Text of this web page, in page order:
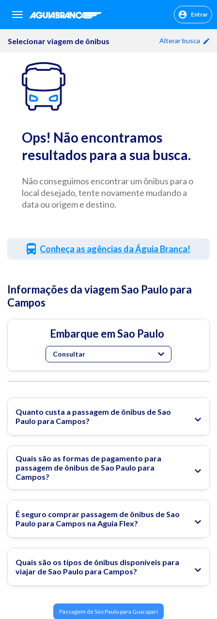
sr.header.toggle.navigation Entrar
Selecionar viagem de ônibus Alterar busca
Ops! Não encontramos
resultados para a sua busca.
Não conseguimos encontrar um ônibus para o
local desejado, tente novamente mudando a
data ou origem e destino.
Conheça as agências da Águia Branca!
Informações da viagem Sao Paulo para
Campos
Embarque em Sao Paulo
Consultar
Quanto custa a passagem de ônibus de Sao
Paulo para Campos?
Quais são as formas de pagamento para
passagem de ônibus de Sao Paulo para
Campos?
É seguro comprar passagem de ônibus de Sao
Paulo para Campos na Aguia Flex?
Quais são os tipos de ônibus disponíveis para
viajar de Sao Paulo para Campos?
Passagem de Sao Paulo para Guarapari